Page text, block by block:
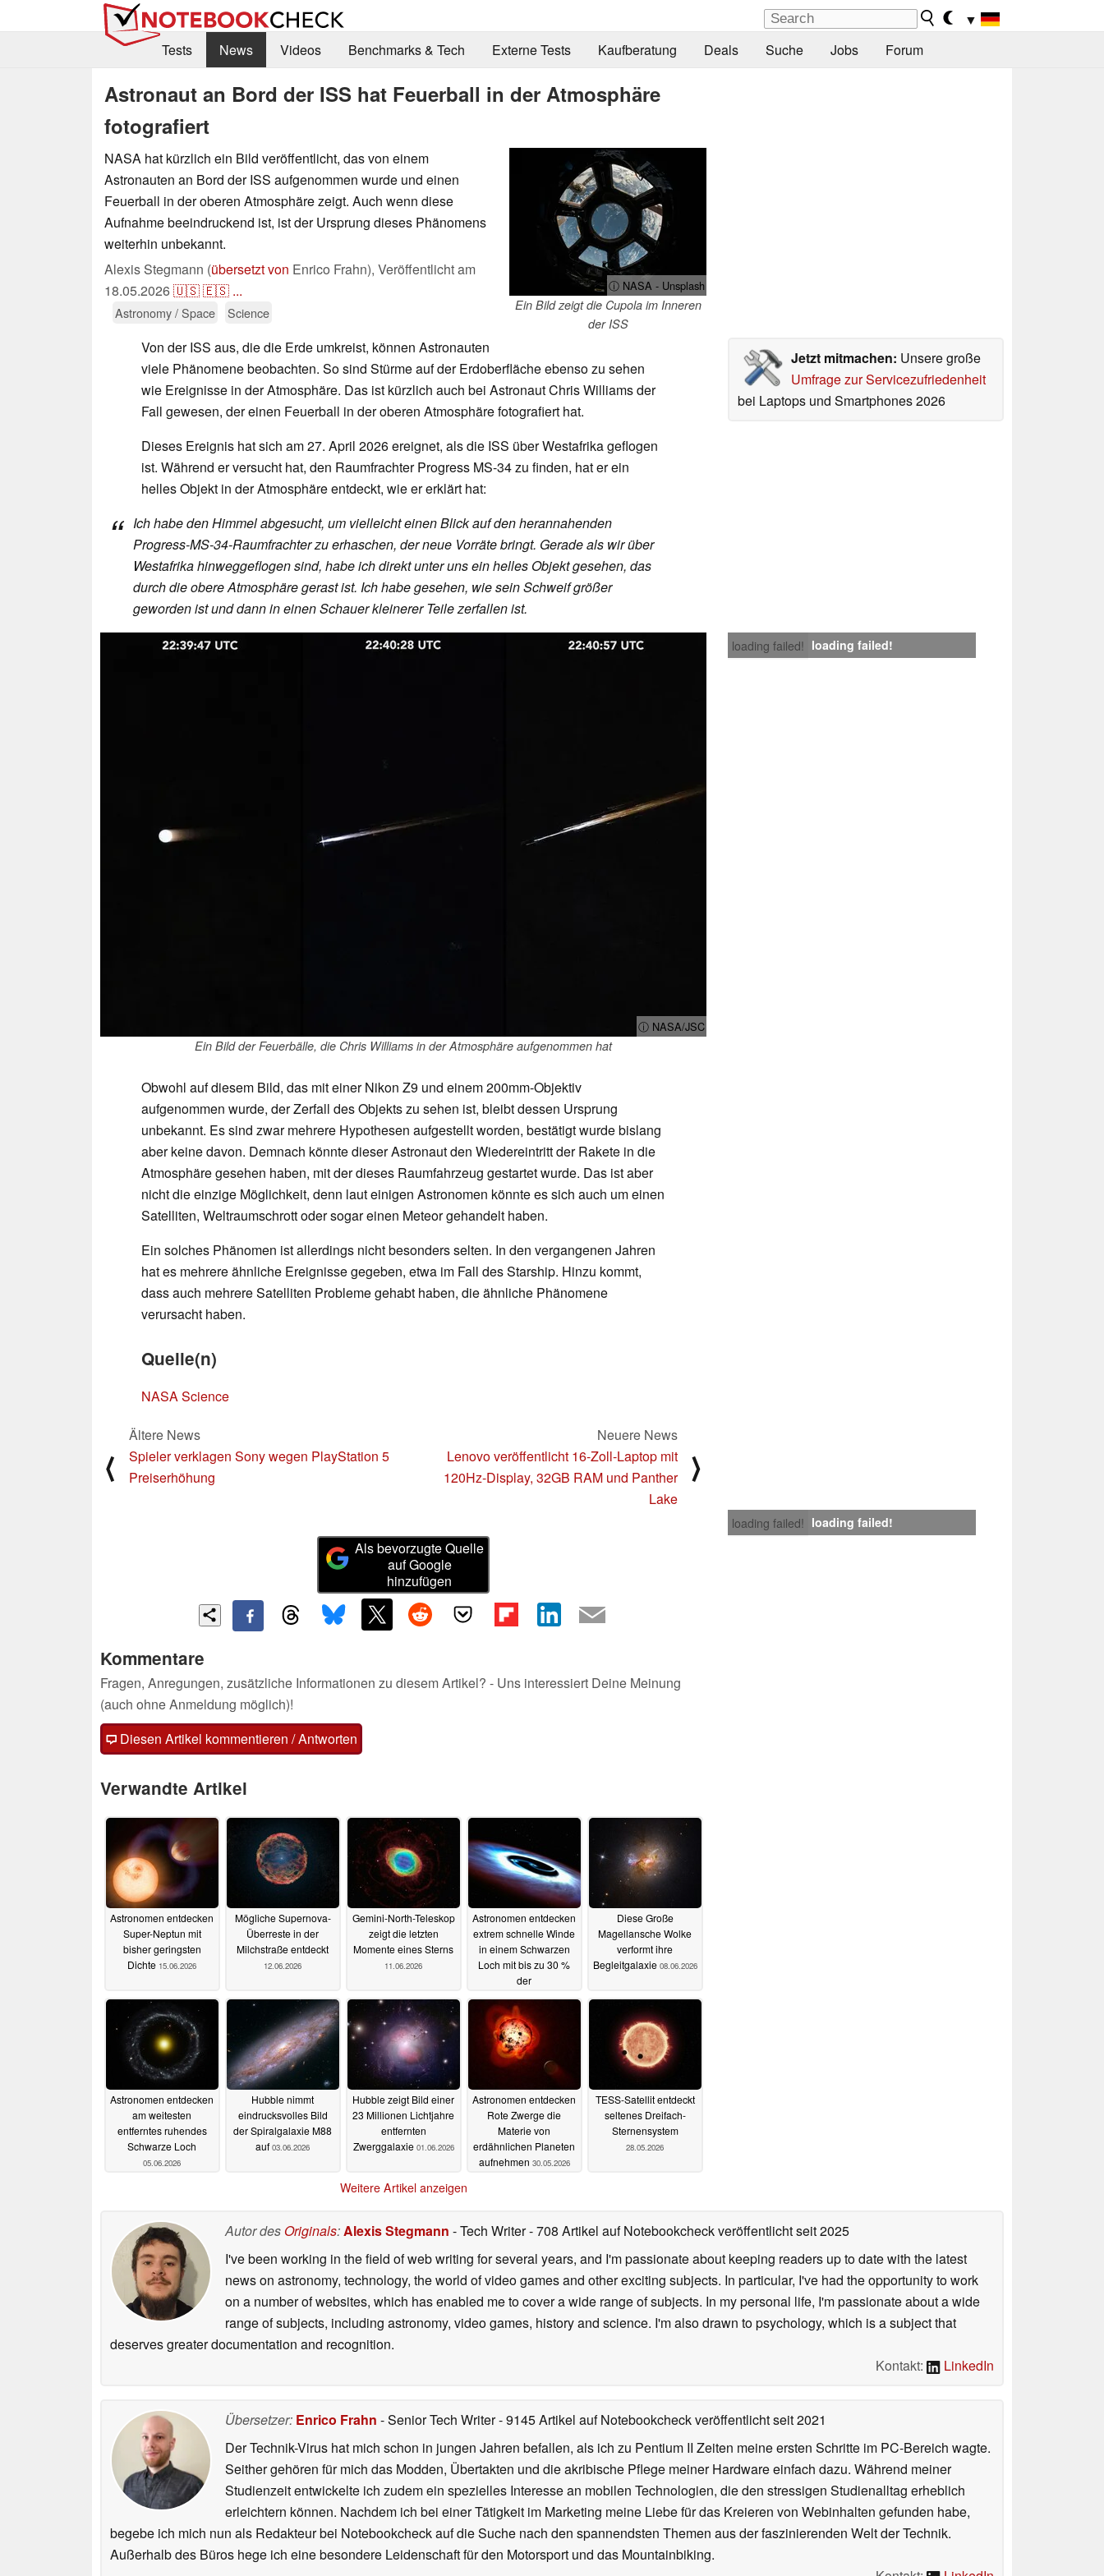
▼
Tests
News Videos Benchmarks & Tech Externe Tests Kaufberatung Deals Suche Jobs Forum
Astronaut an Bord der ISS hat Feuerball in der Atmosphäre
fotografiert
ⓘ NASA - Unsplash
Ein Bild zeigt die Cupola im Inneren
der ISS
NASA hat kürzlich ein Bild veröffentlicht, das von einem
Astronauten an Bord der ISS aufgenommen wurde und einen
Feuerball in der oberen Atmosphäre zeigt. Auch wenn diese
Aufnahme beeindruckend ist, ist der Ursprung dieses Phänomens
weiterhin unbekannt.
Alexis Stegmann (übersetzt von Enrico Frahn), Veröffentlicht am
18.05.2026🇺🇸🇪🇸 ...
Astronomy / Space Science
Jetzt mitmachen: Unsere große
Umfrage zur Servicezufriedenheit
bei Laptops und Smartphones 2026
Von der ISS aus, die die Erde umkreist, können Astronauten
viele Phänomene beobachten. So sind Stürme auf der Erdoberfläche ebenso zu sehen
wie Ereignisse in der Atmosphäre. Das ist kürzlich auch bei Astronaut Chris Williams der
Fall gewesen, der einen Feuerball in der oberen Atmosphäre fotografiert hat.
Dieses Ereignis hat sich am 27. April 2026 ereignet, als die ISS über Westafrika geflogen
ist. Während er versucht hat, den Raumfrachter Progress MS-34 zu finden, hat er ein
helles Objekt in der Atmosphäre entdeckt, wie er erklärt hat:
Ich habe den Himmel abgesucht, um vielleicht einen Blick auf den herannahenden
Progress-MS-34-Raumfrachter zu erhaschen, der neue Vorräte bringt. Gerade als wir über
Westafrika hinweggeflogen sind, habe ich direkt unter uns ein helles Objekt gesehen, das
durch die obere Atmosphäre gerast ist. Ich habe gesehen, wie sein Schweif größer
geworden ist und dann in einen Schauer kleinerer Teile zerfallen ist.
loading failed! loading failed!
ⓘ NASA/JSC
Ein Bild der Feuerbälle, die Chris Williams in der Atmosphäre aufgenommen hat
Obwohl auf diesem Bild, das mit einer Nikon Z9 und einem 200mm-Objektiv
aufgenommen wurde, der Zerfall des Objekts zu sehen ist, bleibt dessen Ursprung
unbekannt. Es sind zwar mehrere Hypothesen aufgestellt worden, bestätigt wurde bislang
aber keine davon. Demnach könnte dieser Astronaut den Wiedereintritt der Rakete in die
Atmosphäre gesehen haben, mit der dieses Raumfahrzeug gestartet wurde. Das ist aber
nicht die einzige Möglichkeit, denn laut einigen Astronomen könnte es sich auch um einen
Satelliten, Weltraumschrott oder sogar einen Meteor gehandelt haben.
Ein solches Phänomen ist allerdings nicht besonders selten. In den vergangenen Jahren
hat es mehrere ähnliche Ereignisse gegeben, etwa im Fall des Starship. Hinzu kommt,
dass auch mehrere Satelliten Probleme gehabt haben, die ähnliche Phänomene
verursacht haben.
Quelle(n)
NASA Science
⟨
Ältere News
Spieler verklagen Sony wegen PlayStation 5
Preiserhöhung
Neuere News
Lenovo veröffentlicht 16-Zoll-Laptop mit
120Hz-Display, 32GB RAM und Panther
Lake
⟩
loading failed! loading failed!
Als bevorzugte Quelle
auf Google
hinzufügen
Kommentare
Fragen, Anregungen, zusätzliche Informationen zu diesem Artikel? - Uns interessiert Deine Meinung
(auch ohne Anmeldung möglich)!
Diesen Artikel kommentieren / Antworten
Verwandte Artikel
Astronomen entdecken
Super-Neptun mit
bisher geringsten
Dichte 15.06.2026
Mögliche Supernova-
Überreste in der
Milchstraße entdeckt
12.06.2026
Gemini-North-Teleskop
zeigt die letzten
Momente eines Sterns
11.06.2026
Astronomen entdecken
extrem schnelle Winde
in einem Schwarzen
Loch mit bis zu 30 %
der
Lichtgeschwindigkeit
10.06.2026
Diese Große
Magellansche Wolke
verformt ihre
Begleitgalaxie 08.06.2026
Astronomen entdecken
am weitesten
entferntes ruhendes
Schwarze Loch
05.06.2026
Hubble nimmt
eindrucksvolles Bild
der Spiralgalaxie M88
auf 03.06.2026
Hubble zeigt Bild einer
23 Millionen Lichtjahre
entfernten
Zwerggalaxie 01.06.2026
Astronomen entdecken
Rote Zwerge die
Materie von
erdähnlichen Planeten
aufnehmen 30.05.2026
TESS-Satellit entdeckt
seltenes Dreifach-
Sternensystem
28.05.2026
Weitere Artikel anzeigen
Autor des Originals:Alexis Stegmann - Tech Writer- 708 Artikel auf Notebookcheck veröffentlichtseit 2025
I've been working in the field of web writing for several years, and I'm passionate about keeping readers up to date with the latest
news on astronomy, technology, the world of video games and other exciting subjects. In particular, I've had the opportunity to work
on a number of websites, which has enabled me to cover a wide range of subjects. In my personal life, I'm passionate about a wide
range of subjects, including astronomy, video games, history and science. I'm also drawn to psychology, which is a subject that
deserves greater documentation and recognition.
Kontakt:
LinkedIn
Übersetzer: Enrico Frahn - Senior Tech Writer- 9145 Artikel auf Notebookcheck veröffentlichtseit 2021
Der Technik-Virus hat mich schon in jungen Jahren befallen, als ich zu Pentium II Zeiten meine ersten Schritte im PC-Bereich wagte.
Seither gehören für mich das Modden, Übertakten und die akribische Pflege meiner Hardware einfach dazu. Während meiner
Studienzeit entwickelte ich zudem ein spezielles Interesse an mobilen Technologien, die den stressigen Studienalltag erheblich
erleichtern können. Nachdem ich bei einer Tätigkeit im Marketing meine Liebe für das Kreieren von Webinhalten gefunden habe,
begebe ich mich nun als Redakteur bei Notebookcheck auf die Suche nach den spannendsten Themen aus der faszinierenden Welt der Technik.
Außerhalb des Büros hege ich eine besondere Leidenschaft für den Motorsport und das Mountainbiking.